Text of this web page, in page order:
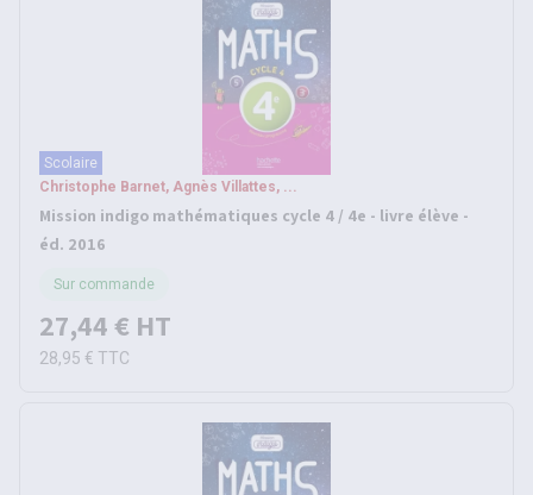
Scolaire
Christophe Barnet, Agnès Villattes, ...
Mission indigo mathématiques cycle 4 / 4e - livre élève -
éd. 2016
Sur commande
27,44 € HT
28,95 € TTC